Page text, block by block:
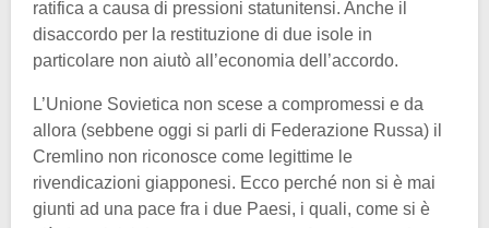
ratifica a causa di pressioni statunitensi. Anche il
disaccordo per la restituzione di due isole in
particolare non aiutò all’economia dell’accordo.
L’Unione Sovietica non scese a compromessi e da
allora (sebbene oggi si parli di Federazione Russa) il
Cremlino non riconosce come legittime le
rivendicazioni giapponesi. Ecco perché non si è mai
giunti ad una pace fra i due Paesi, i quali, come si è